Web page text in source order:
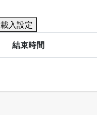
載入設定
結束時間